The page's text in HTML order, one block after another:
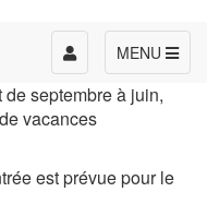
MENU
Toggle
navigation
septembre à juin,
vacances
est prévue pour le